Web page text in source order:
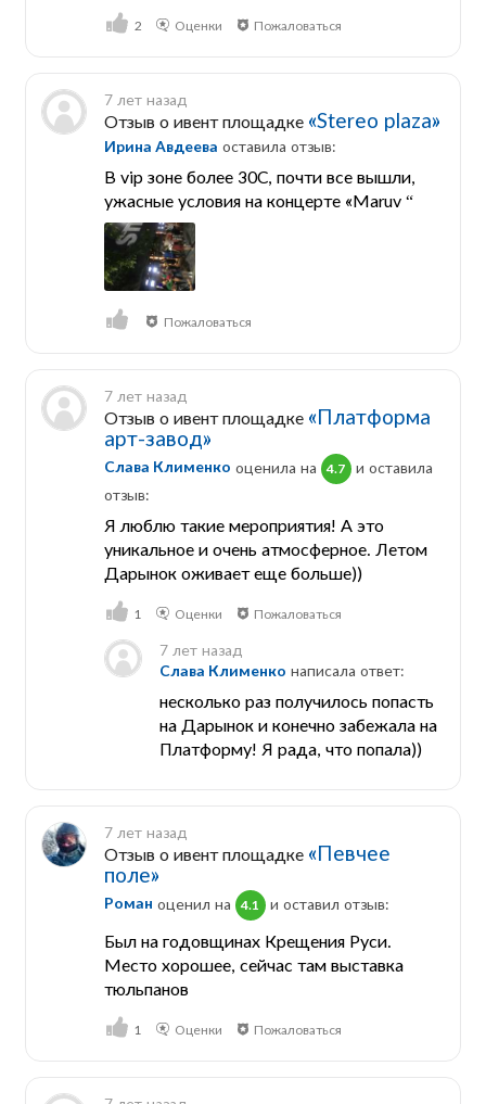
2 Оценки Пожаловаться
7 лет назад
Отзыв о ивент площадке «Stereo plaza»
Ирина Авдеева оставила отзыв:
В vip зоне более 30С, почти все вышли,
ужасные условия на концерте «Maruv “
Пожаловаться
7 лет назад
Отзыв о ивент площадке «Платформа
арт-завод»
Слава Клименко оценила на 4.7 и оставила
отзыв:
Я люблю такие мероприятия! А это
уникальное и очень атмосферное. Летом
Дарынок оживает еще больше))
1 Оценки Пожаловаться
7 лет назад
Слава Клименко написала ответ:
несколько раз получилось попасть
на Дарынок и конечно забежала на
Платформу! Я рада, что попала))
7 лет назад
Отзыв о ивент площадке «Певчее
поле»
Роман оценил на 4.1 и оставил отзыв:
Был на годовщинах Крещения Руси.
Место хорошее, сейчас там выставка
тюльпанов
1 Оценки Пожаловаться